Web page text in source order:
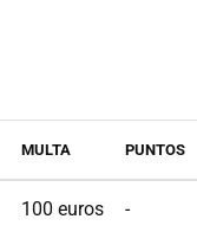
MULTA PUNTOS
100 euros -